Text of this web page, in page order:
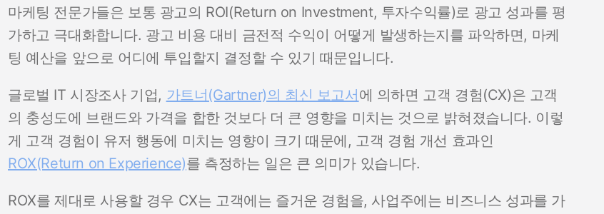
마케팅 전문가들은 보통 광고의 ROI(Return on Investment, 투자수익률)로 광고 성과를 평
가하고 극대화합니다. 광고 비용 대비 금전적 수익이 어떻게 발생하는지를 파악하면, 마케
팅 예산을 앞으로 어디에 투입할지 결정할 수 있기 때문입니다.
글로벌 IT 시장조사 기업, 가트너(Gartner)의 최신 보고서에 의하면 고객 경험(CX)은 고객
의 충성도에 브랜드와 가격을 합한 것보다 더 큰 영향을 미치는 것으로 밝혀졌습니다. 이렇
게 고객 경험이 유저 행동에 미치는 영향이 크기 때문에, 고객 경험 개선 효과인
ROX(Return on Experience)를 측정하는 일은 큰 의미가 있습니다.
ROX를 제대로 사용할 경우 CX는 고객에는 즐거운 경험을, 사업주에는 비즈니스 성과를 가